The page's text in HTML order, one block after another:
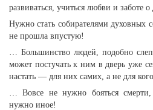
развиваться, учиться любви и заботе о
Нужно стать собирателями духовных
не прошла впустую!
… Большинство людей, подобно
может постучать к ним в дверь уже
настать — для них самих, а не для
… Вовсе не нужно бояться
нужно иное!